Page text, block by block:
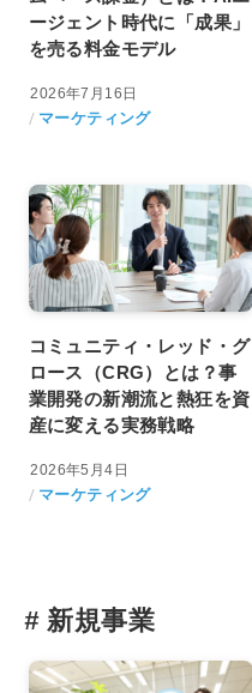
ージェント時代に「成果」
を売る料金モデル
2026年7月16日
マーケティング
コミュニティ・レッド・グ
ロース（CRG）とは？事
業開発の新潮流と熱狂を資
産に変える実務戦略
2026年5月4日
マーケティング
#新規事業